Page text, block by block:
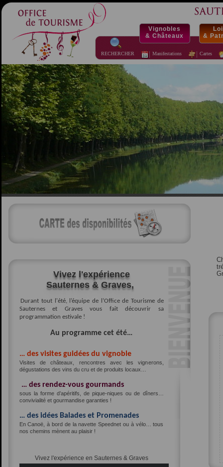
Vignobles
& Châteaux
&
RECHERCHER Manifestations Cartes
Vivez l'expérience
Sauternes & Graves,
Durant tout l'été, l’équipe de l’Office de Tourisme de
Sauternes et Graves vous fait découvrir sa
programmation estivale !
Au programme cet été…
… des visites guidées du vignoble
Visites de châteaux, rencontres avec les vignerons,
dégustations des vins du cru et de produits locaux…
… des rendez-vous gourmands
sous la forme d’apéritifs, de pique-niques ou de dîners…
convivialité et gourmandise garanties !
… des idées Balades et Promenades
En Canoë, à bord de la navette Speednet ou à vélo… tous
nos chemins mènent au plaisir !
Vivez l'expérience en Sauternes & Graves